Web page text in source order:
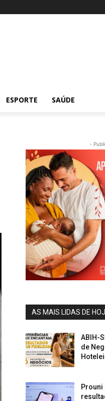
ESPORTE SAÚDE
-
AS MAIS LIDAS DE
ABIH-
de
Prouni